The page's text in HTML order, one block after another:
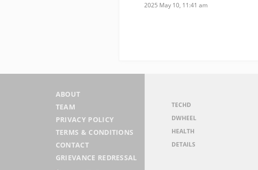
2025 May 10, 11:41 am
ABOUT
TEAM
PRIVACY POLICY
TERMS & CONDITIONS
CONTACT
GRIEVANCE REDRESSAL
TECHD
DWHEEL
HEALTH
DETAILS